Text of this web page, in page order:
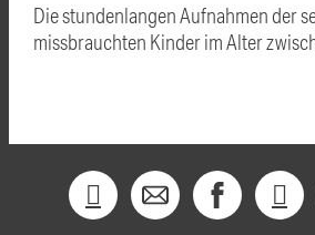
Die stundenlangen Aufnahmen der
missbrauchten Kinder im Alter